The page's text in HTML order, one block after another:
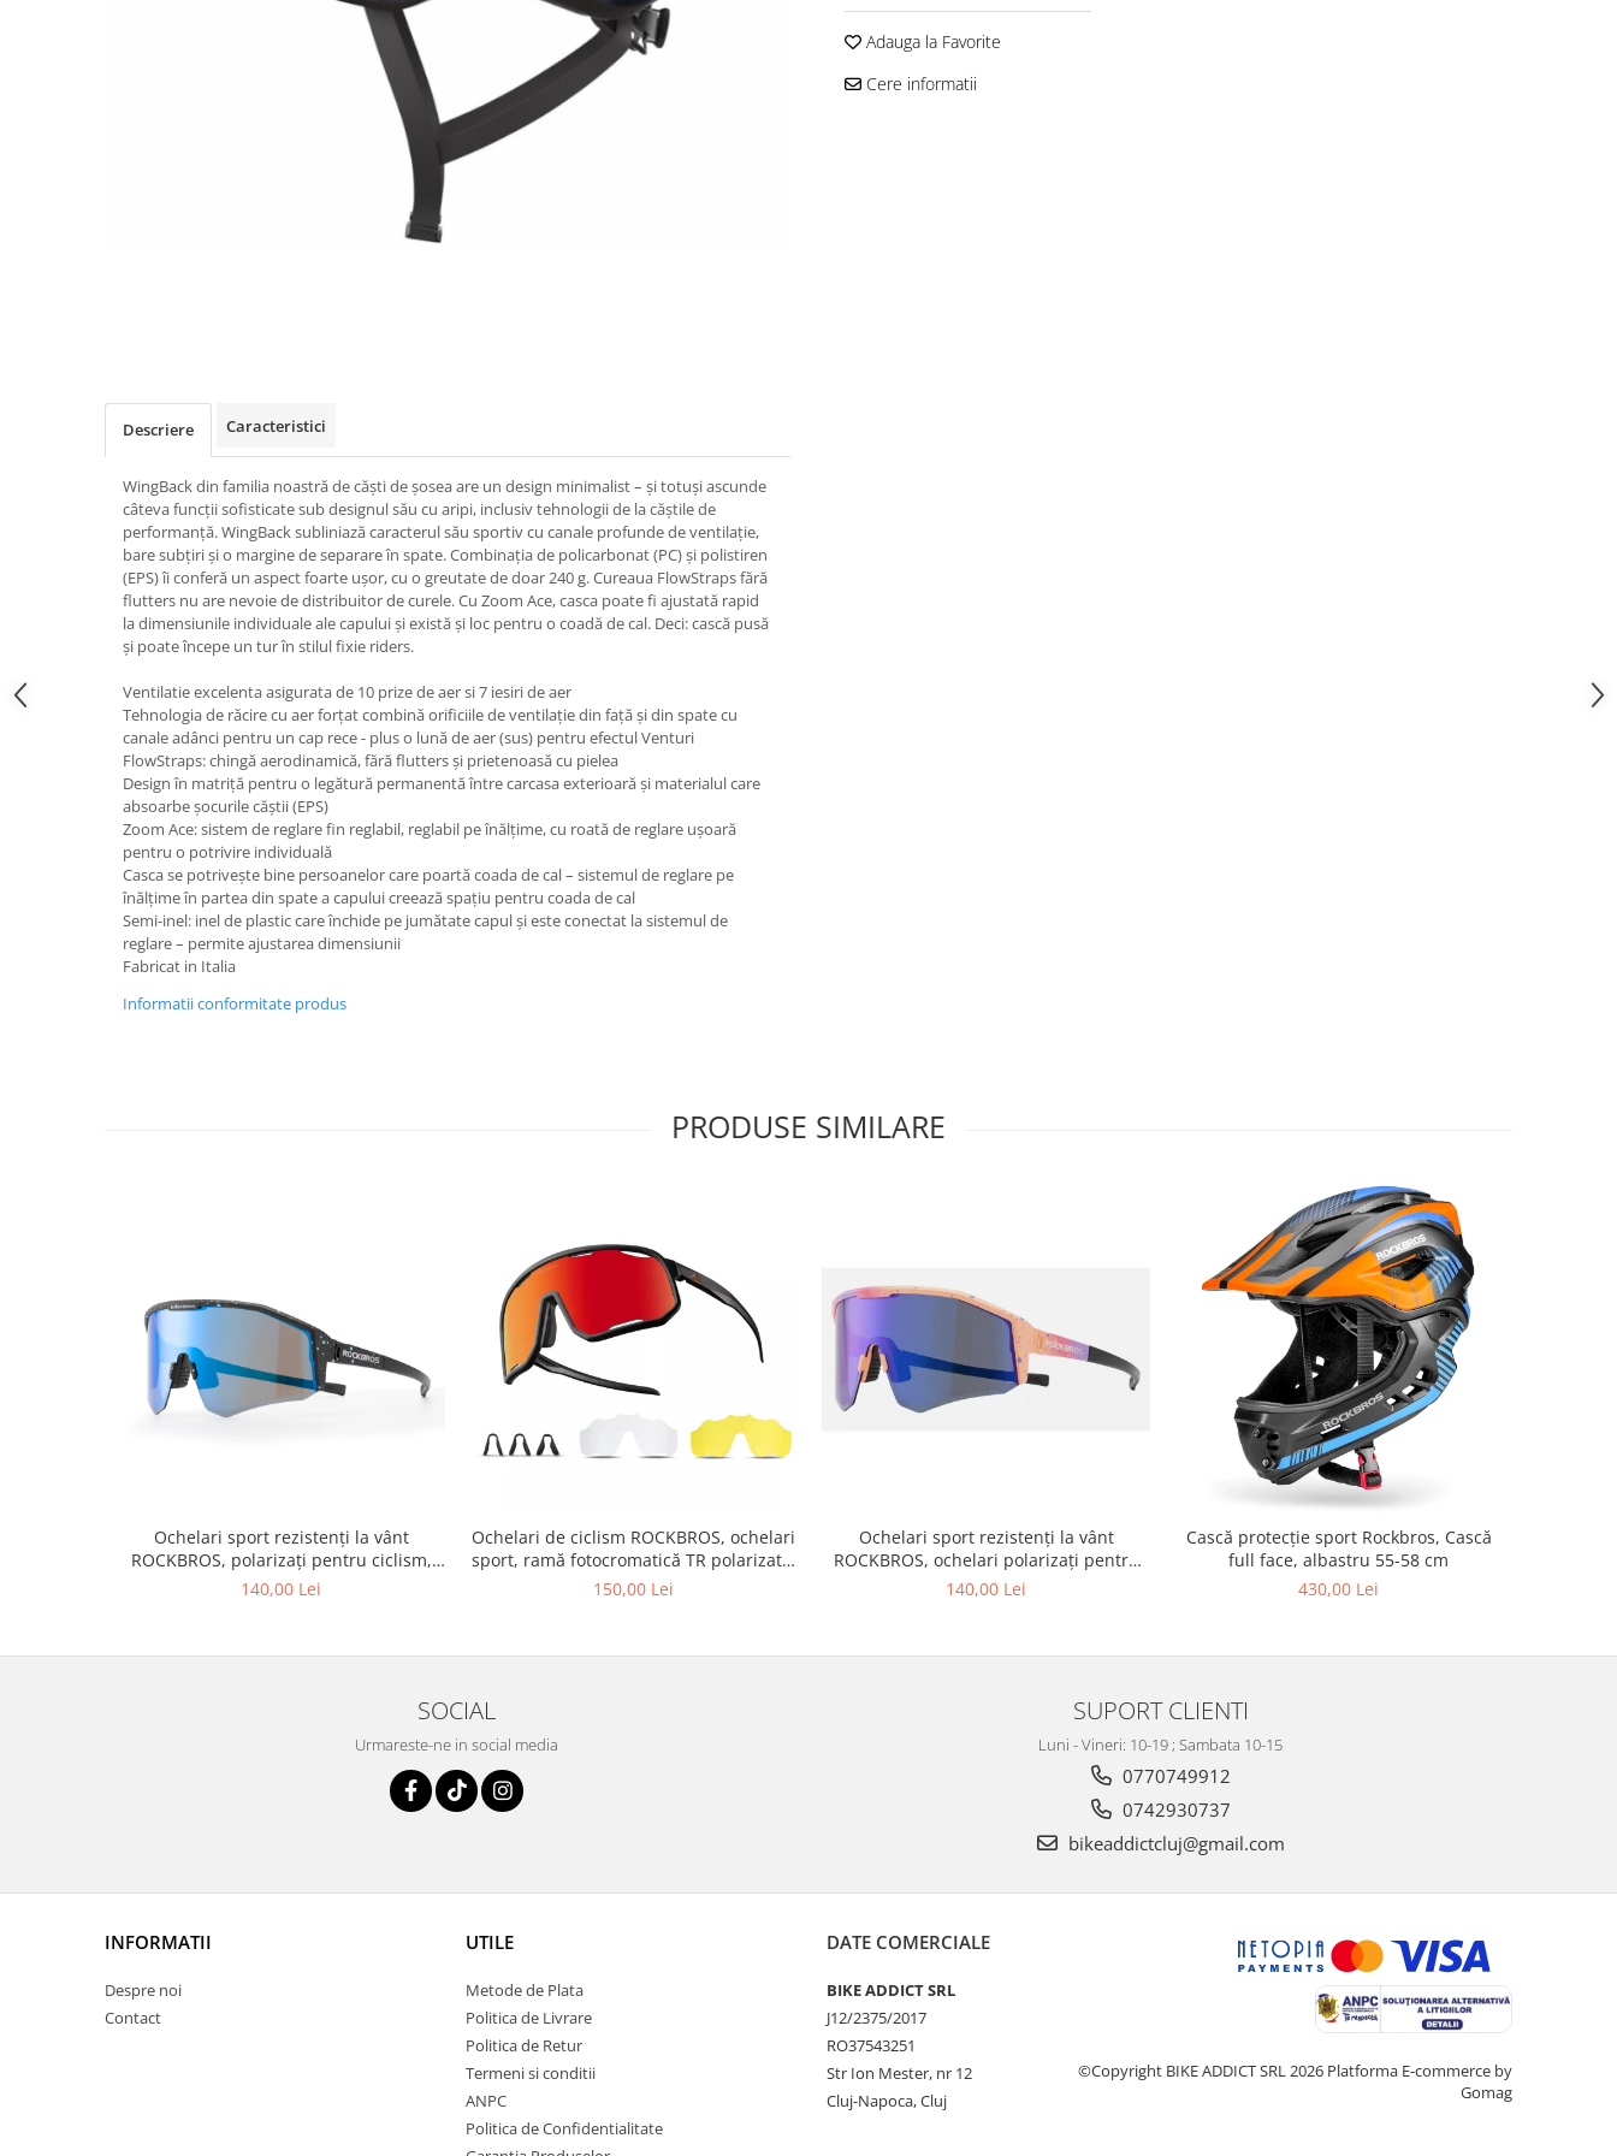
Adauga la Favorite
Cere informatii
Descriere Caracteristici
WingBack din familia noastră de căști de șosea are un design minimalist – și totuși ascunde
câteva funcții sofisticate sub designul său cu aripi, inclusiv tehnologii de la căștile de
performanță. WingBack subliniază caracterul său sportiv cu canale profunde de ventilație,
bare subțiri și o margine de separare în spate. Combinația de policarbonat (PC) și polistiren
(EPS) îi conferă un aspect foarte ușor, cu o greutate de doar 240 g. Cureaua FlowStraps fără
flutters nu are nevoie de distribuitor de curele. Cu Zoom Ace, casca poate fi ajustată rapid
la dimensiunile individuale ale capului și există și loc pentru o coadă de cal. Deci: cască pusă
și poate începe un tur în stilul fixie riders.
Ventilatie excelenta asigurata de 10 prize de aer si 7 iesiri de aer
Tehnologia de răcire cu aer forțat combină orificiile de ventilație din față și din spate cu
canale adânci pentru un cap rece - plus o lună de aer (sus) pentru efectul Venturi
FlowStraps: chingă aerodinamică, fără flutters și prietenoasă cu pielea
Design în matriță pentru o legătură permanentă între carcasa exterioară și materialul care
absoarbe șocurile căștii (EPS)
Zoom Ace: sistem de reglare fin reglabil, reglabil pe înălțime, cu roată de reglare ușoară
pentru o potrivire individuală
Casca se potrivește bine persoanelor care poartă coada de cal – sistemul de reglare pe
înălțime în partea din spate a capului creează spațiu pentru coada de cal
Semi-inel: inel de plastic care închide pe jumătate capul și este conectat la sistemul de
reglare – permite ajustarea dimensiunii
Fabricat in Italia
Informatii conformitate produs
PRODUSE SIMILARE
Ochelari sport rezistenți la vânt
ROCKBROS, polarizați pentru ciclism,
ochelari de soare pentru exterior
140,00 Lei
Ochelari de ciclism ROCKBROS, ochelari
sport, ramă fotocromatică TR polarizată,
unisex
150,00 Lei
Ochelari sport rezistenți la vânt
ROCKBROS, ochelari polarizați pentru
ciclism, ochelari de soare pentru
140,00 Lei
Cască protecție sport Rockbros, Cască
full face, albastru 55-58 cm
430,00 Lei
SOCIAL
Urmareste-ne in social media
SUPORT CLIENTI
Luni - Vineri: 10-19 ; Sambata 10-15
0770749912
0742930737
bikeaddictcluj@gmail.com
INFORMATII
Despre noi
Contact
UTILE
Metode de Plata
Politica de Livrare
Politica de Retur
Termeni si conditii
ANPC
Politica de Confidentialitate
DATE COMERCIALE
BIKE ADDICT SRL
J12/2375/2017
RO37543251
Str Ion Mester, nr 12
Cluj-Napoca, Cluj
©Copyright BIKE ADDICT SRL 2026 Platforma E-commerce by
Gomag